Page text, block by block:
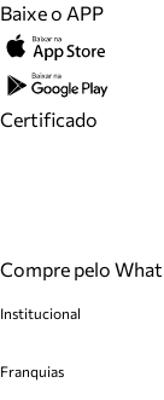
Baixe o APP
Certificado
Compre pelo
Institucional
Cashback
Franquias